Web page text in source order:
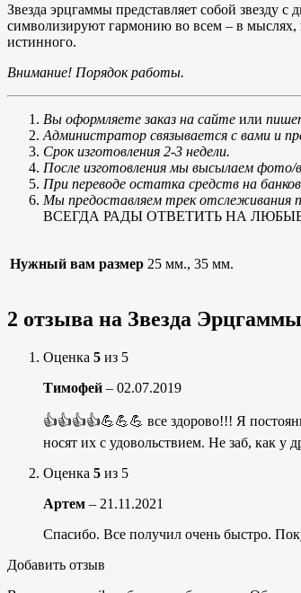
Звезда эрцгаммы представляет собой звезду
символизируют гармонию во всем – в мыслях,
истинного.
Внимание! Порядок работы.
Вы оформляете заказ на сайте или
Администратор связывается с вами и
Срок изготовления 2-3 недели.
После изготовления мы высылаем фото/
При переводе остатка средств на
Мы предоставляем трек отслеживания
ВСЕГДА РАДЫ ОТВЕТИТЬ НА ЛЮБЫЕ
Нужный вам размер 25 мм., 35 мм.
2 отзыва на Звезда Эрцгаммы
Оценка 5 из 5
Тимофей – 02.07.2019
👍👍👍👍💪💪💪 все здорово!!! Я
носят их с удовольствием. Не заб, как
Оценка 5 из 5
Артем – 21.11.2021
Спасибо. Все получил очень быстро.
Добавить отзыв